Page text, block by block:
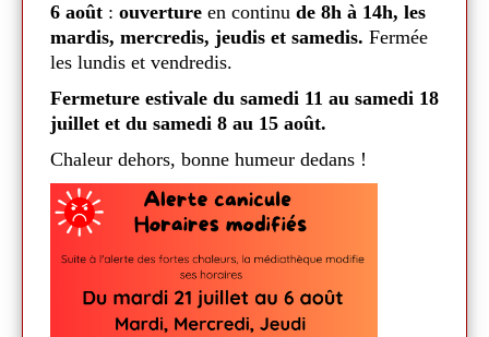
6 août : ouverture en continu de 8h à 14h, les
mardis, mercredis, jeudis et samedis. Fermée
les lundis et vendredis.
Fermeture estivale du samedi 11 au samedi 18
juillet et du samedi 8 au 15 août.
Chaleur dehors, bonne humeur dedans !